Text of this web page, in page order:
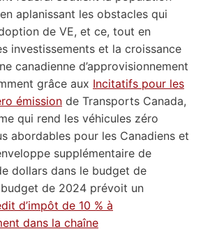
aplanissant les obstacles qui
de VE, et ce, tout en
investissements et la croissance
canadienne d’approvisionnement
grâce aux Incitatifs pour les
émission de Transports Canada,
qui rend les véhicules zéro
abordables pour les Canadiens et
supplémentaire de
dollars dans le budget de
de 2024 prévoit un
d’impôt de 10 % à
dans la chaîne